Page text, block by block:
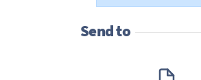
Send to